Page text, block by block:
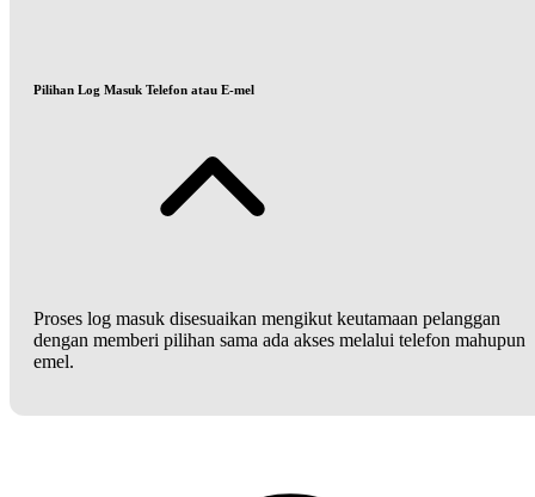
Pilihan Log Masuk Telefon atau E-mel
Proses log masuk disesuaikan mengikut keutamaan pelanggan
dengan memberi pilihan sama ada akses melalui telefon mahupun
emel.